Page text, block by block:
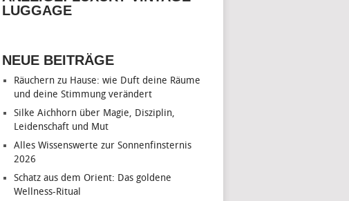
LUGGAGE
NEUE BEITRÄGE
Räuchern zu Hause: wie Duft deine Räume
und deine Stimmung verändert
Silke Aichhorn über Magie, Disziplin,
Leidenschaft und Mut
Alles Wissenswerte zur Sonnenfinsternis
2026
Schatz aus dem Orient: Das goldene
Wellness-Ritual